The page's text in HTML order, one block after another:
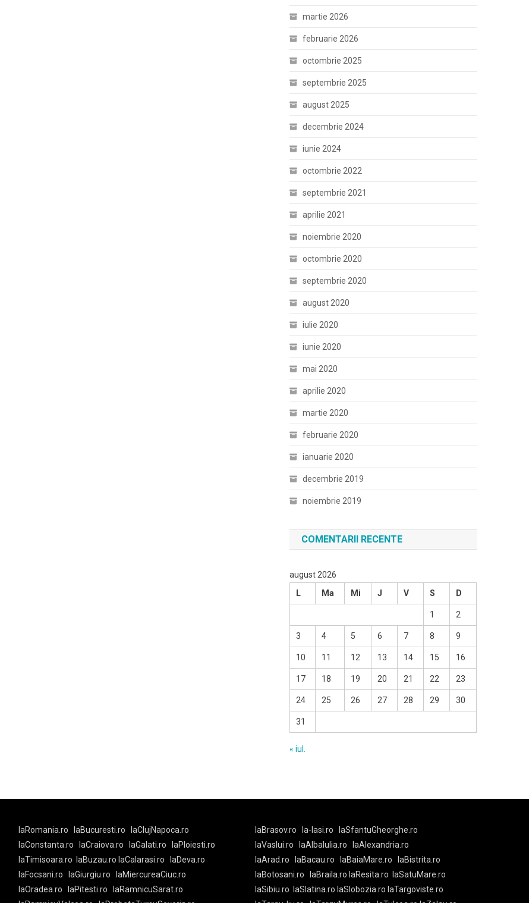
martie 2026
februarie 2026
octombrie 2025
septembrie 2025
august 2025
decembrie 2024
iunie 2024
octombrie 2022
septembrie 2021
aprilie 2021
noiembrie 2020
octombrie 2020
septembrie 2020
august 2020
iulie 2020
iunie 2020
mai 2020
aprilie 2020
martie 2020
februarie 2020
ianuarie 2020
decembrie 2019
noiembrie 2019
COMENTARII RECENTE
august 2026
L
Ma Mi J V S D
1 2
3 4 5 6 7 8 9
10 11 12 13 14 15 16
17 18 19 20 21 22 23
24 25 26 27 28 29 30
31
« iul.
laRomania.ro laBucuresti.ro
laClujNapoca.ro
laConstanta.ro
laCraiova.ro laGalati.ro
laPloiesti.ro
laTimisoara.ro
laBuzau.ro laCalarasi.ro
laDeva.ro
laFocsani.ro
laGiurgiu.ro
laMiercureaCiuc.ro
laOradea.ro
laPitesti.ro
laRamnicuSarat.ro
laBrasov.ro la-Iasi.ro
laSfantuGheorghe.ro
laVaslui.ro
laAlbaIulia.ro
laAlexandria.ro
laArad.ro
laBacau.ro laBaiaMare.ro
laBistrita.ro
laBotosani.ro
laBraila.ro laResita.ro
laSatuMare.ro
laSibiu.ro
laSlatina.ro laSlobozia.ro laTargoviste.ro